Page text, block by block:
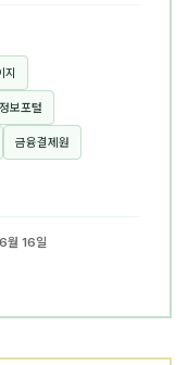
지
보포털
금융결제원
월 16일